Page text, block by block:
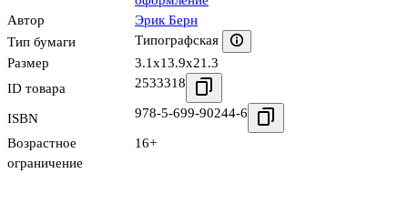
Автор
Эрик Берн
Тип бумаги
Типографская
Размер
3.1x13.9x21.3
ID товара
2533318
ISBN 978-5-699-90244-6
Возрастное
ограничение
16+